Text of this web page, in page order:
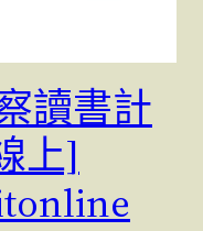
讀書計
上]